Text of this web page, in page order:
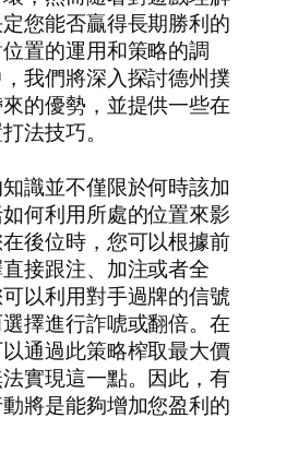
您能否贏得長期勝利的
置的運用和策略的調
我們將深入探討德州撲
的優勢，並提供一些在
法技巧。
識並不僅限於何時該加
何利用所處的位置來影
後位時，您可以根據前
接跟注、加注或者全
以利用對手過牌的信號
擇進行詐唬或翻倍。在
通過此策略榨取最大價
實現這一點。因此，有
將是能夠增加您盈利的